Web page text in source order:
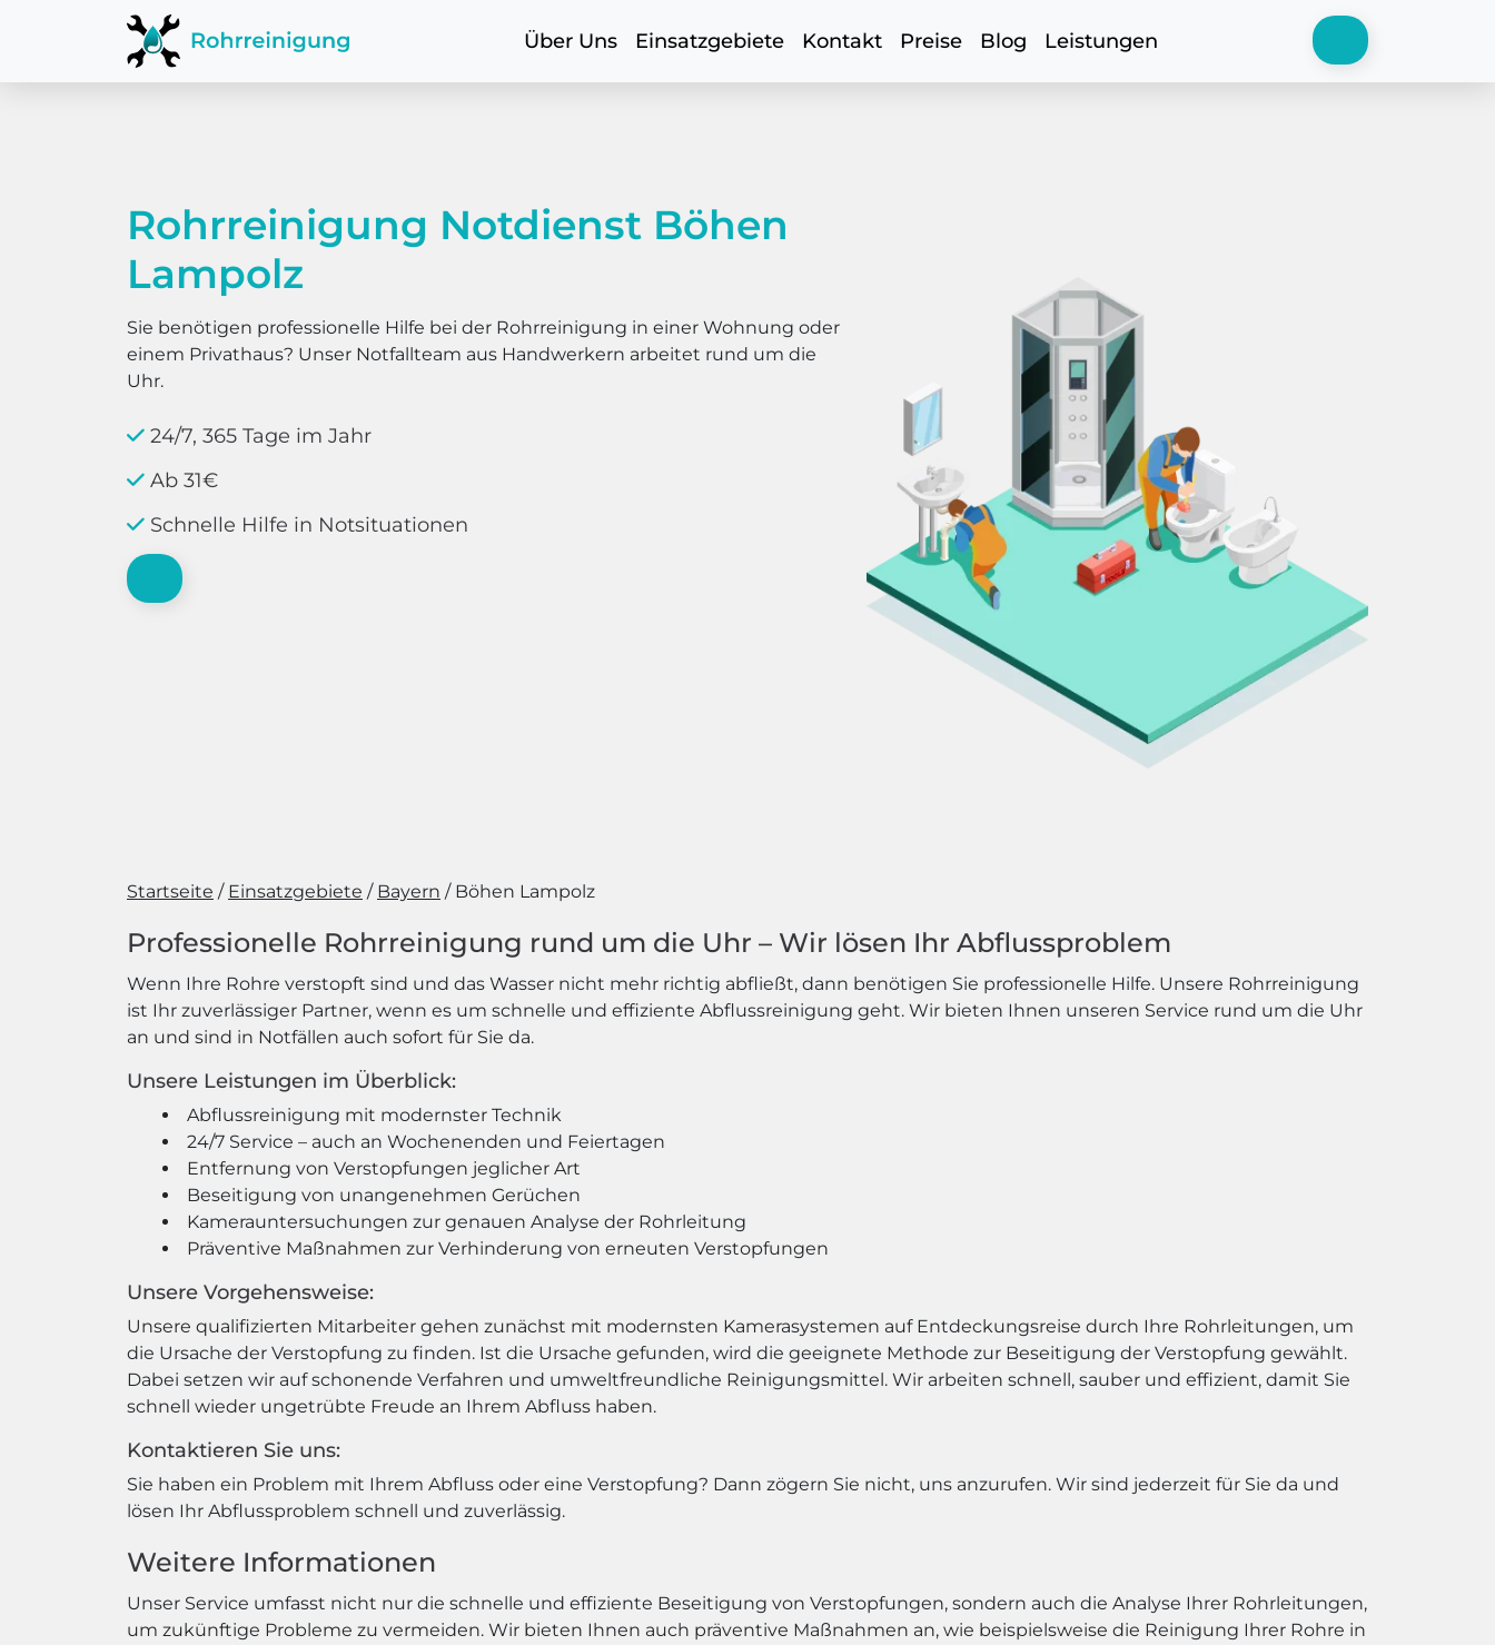
Über Uns Einsatzgebiete Kontakt Preise Blog Leistungen
Rohrreinigung Notdienst Böhen
Lampolz
Sie benötigen professionelle Hilfe bei der Rohrreinigung in einer Wohnung oder
einem Privathaus? Unser Notfallteam aus Handwerkern arbeitet rund um die
Uhr.
24/7, 365 Tage im Jahr
Ab 31€
Schnelle Hilfe in Notsituationen
Startseite Einsatzgebiete Bayern Böhen Lampolz
Professionelle Rohrreinigung rund um die Uhr – Wir lösen Ihr Abflussproblem
Wenn Ihre Rohre verstopft sind und das Wasser nicht mehr richtig abfließt, dann benötigen Sie professionelle Hilfe. Unsere Rohrreinigung
ist Ihr zuverlässiger Partner, wenn es um schnelle und effiziente Abflussreinigung geht. Wir bieten Ihnen unseren Service rund um die Uhr
an und sind in Notfällen auch sofort für Sie da.
Unsere Leistungen im Überblick:
Abflussreinigung mit modernster Technik
24/7 Service – auch an Wochenenden und Feiertagen
Entfernung von Verstopfungen jeglicher Art
Beseitigung von unangenehmen Gerüchen
Kamerauntersuchungen zur genauen Analyse der Rohrleitung
Präventive Maßnahmen zur Verhinderung von erneuten Verstopfungen
Unsere Vorgehensweise:
Unsere qualifizierten Mitarbeiter gehen zunächst mit modernsten Kamerasystemen auf Entdeckungsreise durch Ihre Rohrleitungen, um
die Ursache der Verstopfung zu finden. Ist die Ursache gefunden, wird die geeignete Methode zur Beseitigung der Verstopfung gewählt.
Dabei setzen wir auf schonende Verfahren und umweltfreundliche Reinigungsmittel. Wir arbeiten schnell, sauber und effizient, damit Sie
schnell wieder ungetrübte Freude an Ihrem Abfluss haben.
Kontaktieren Sie uns:
Sie haben ein Problem mit Ihrem Abfluss oder eine Verstopfung? Dann zögern Sie nicht, uns anzurufen. Wir sind jederzeit für Sie da und
lösen Ihr Abflussproblem schnell und zuverlässig.
Weitere Informationen
Unser Service umfasst nicht nur die schnelle und effiziente Beseitigung von Verstopfungen, sondern auch die Analyse Ihrer Rohrleitungen,
um zukünftige Probleme zu vermeiden. Wir bieten Ihnen auch präventive Maßnahmen an, wie beispielsweise die Reinigung Ihrer Rohre in